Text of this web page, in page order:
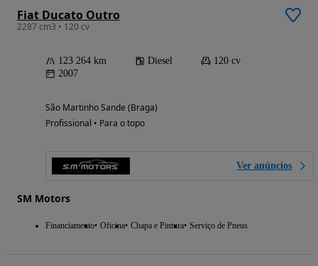
Fiat Ducato Outro
2287 cm3 • 120 cv
123 264 km Diesel
120 cv
2007
São Martinho Sande (Braga)
Profissional • Para o topo
Ver anúncios
SM Motors
Financiamento Oficina Chapa e Pintura Serviço de Pneus